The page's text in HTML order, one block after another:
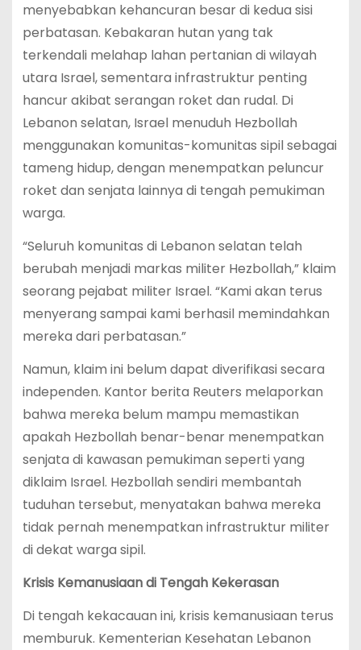
menyebabkan kehancuran besar di kedua sisi
perbatasan. Kebakaran hutan yang tak
terkendali melahap lahan pertanian di wilayah
utara Israel, sementara infrastruktur penting
hancur akibat serangan roket dan rudal. Di
Lebanon selatan, Israel menuduh Hezbollah
menggunakan komunitas-komunitas sipil sebagai
tameng hidup, dengan menempatkan peluncur
roket dan senjata lainnya di tengah pemukiman
warga.
“Seluruh komunitas di Lebanon selatan telah
berubah menjadi markas militer Hezbollah,” klaim
seorang pejabat militer Israel. “Kami akan terus
menyerang sampai kami berhasil memindahkan
mereka dari perbatasan.”
Namun, klaim ini belum dapat diverifikasi secara
independen. Kantor berita Reuters melaporkan
bahwa mereka belum mampu memastikan
apakah Hezbollah benar-benar menempatkan
senjata di kawasan pemukiman seperti yang
diklaim Israel. Hezbollah sendiri membantah
tuduhan tersebut, menyatakan bahwa mereka
tidak pernah menempatkan infrastruktur militer
di dekat warga sipil.
Krisis Kemanusiaan di Tengah Kekerasan
Di tengah kekacauan ini, krisis kemanusiaan terus
memburuk. Kementerian Kesehatan Lebanon